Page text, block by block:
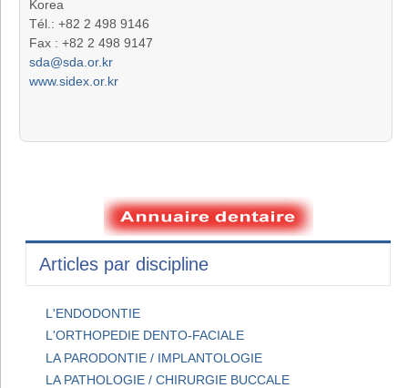
Korea
Tél.: +82 2 498 9146
Fax : +82 2 498 9147
sda@sda.or.kr
www.sidex.or.kr
Articles par discipline
L'ENDODONTIE
L'ORTHOPEDIE DENTO-FACIALE
LA PARODONTIE / IMPLANTOLOGIE
LA PATHOLOGIE / CHIRURGIE BUCCALE